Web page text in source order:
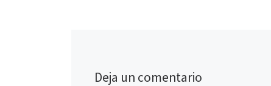
Deja un comentario